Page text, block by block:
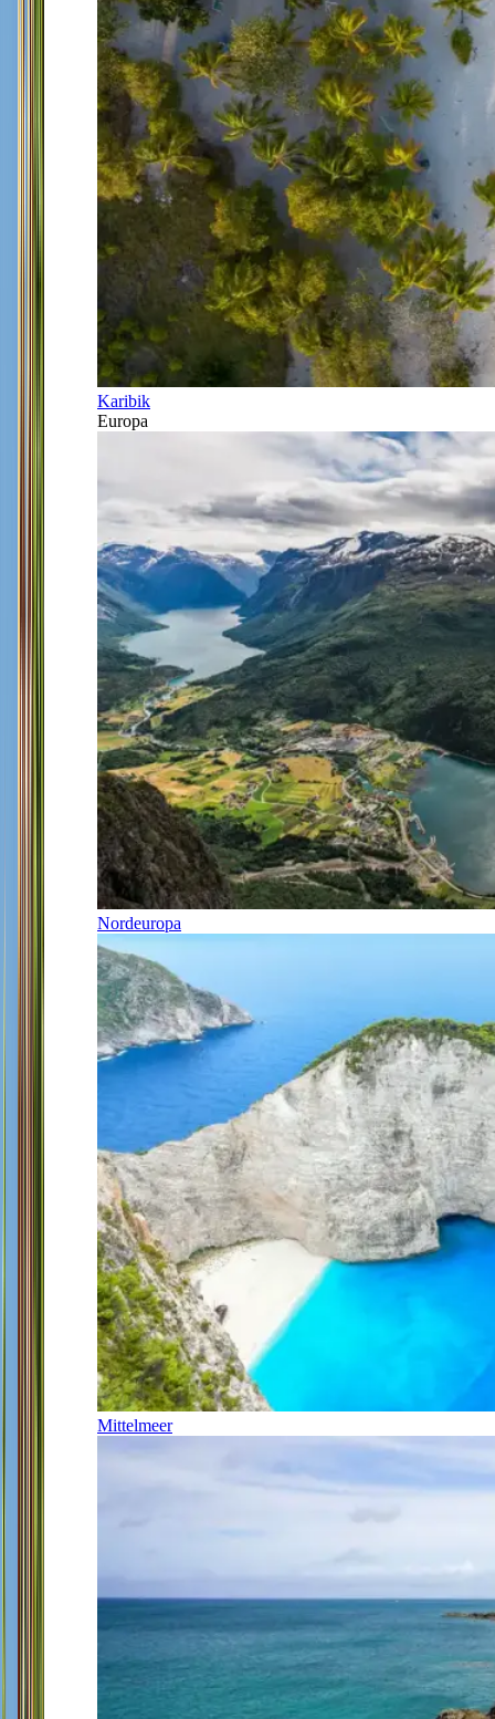
Karibik
Europa
Nordeuropa
Mittelmeer